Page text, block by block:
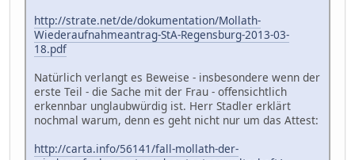
http://strate.net/de/dokumentation/Mollath-
Wiederaufnahmeantrag-StA-Regensburg-2013-03-
18.pdf
Natürlich verlangt es Beweise - insbesondere wenn der
erste Teil - die Sache mit der Frau - offensichtlich
erkennbar unglaubwürdig ist. Herr Stadler erklärt
nochmal warum, denn es geht nicht nur um das Attest:
http://carta.info/56141/fall-mollath-der-